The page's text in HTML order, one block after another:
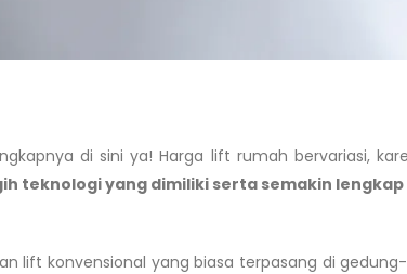
di sini ya! Harga lift rumah bervariasi,
teknologi yang dimiliki serta semakin
lift konvensional yang biasa terpasang di